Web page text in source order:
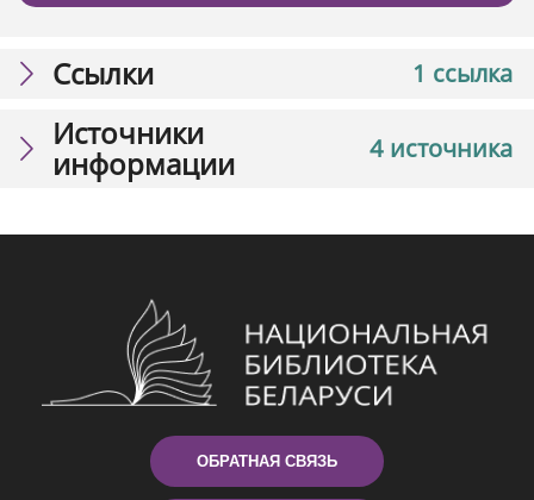
1 ссылка
Ссылки
4 источника
Источники
информации
ОБРАТНАЯ СВЯЗЬ